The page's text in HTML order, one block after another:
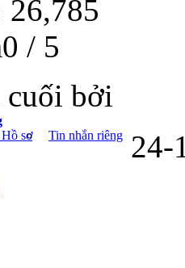
26,785
/ 5
bởi
sơ
Tin nhắn riêng 24-